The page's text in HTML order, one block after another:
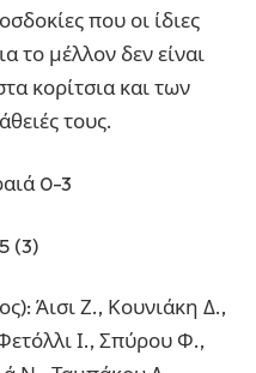
που οι ίδιες
το μέλλον δεν είναι
κορίτσια και των
τους.
0-3
(3)
Άισι Ζ., Κουνιάκη Δ.,
Ι., Σπύρου Φ.,